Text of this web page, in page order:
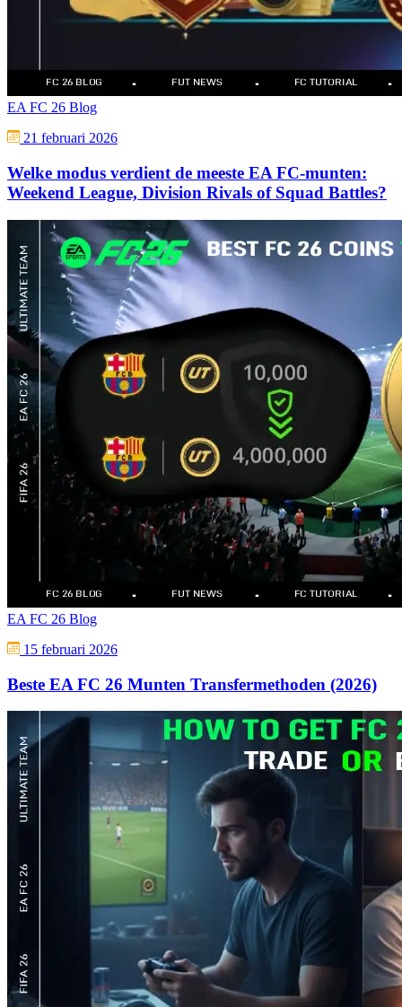
EA FC 26 Blog
21 februari 2026
Welke modus verdient de meeste EA FC-munten:
Weekend League, Division Rivals of Squad Battles?
EA FC 26 Blog
15 februari 2026
Beste EA FC 26 Munten Transfermethoden (2026)